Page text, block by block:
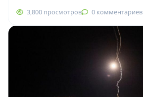
поезд. ЧП…
3,800 просмотров 0 комментариев